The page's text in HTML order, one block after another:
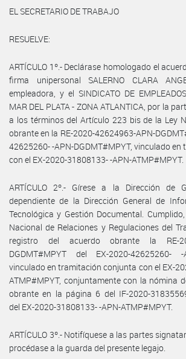
EL SECRETARIO DE TRABAJO
RESUELVE:
ARTÍCULO 1º.- Declárase homologado el
firma unipersonal SALERNO CLARA
empleadora, y el SINDICATO DE
MAR DEL PLATA - ZONA ATLANTICA, por la
a los términos del Artículo 223 bis de la Ley
obrante en la RE-2020-42624963-APN-
42625260- -APN-DGDMT#MPYT, vinculado
con el EX-2020-31808133- -APN-ATMP#MPYT.
ARTÍCULO 2º.- Gírese a la Dirección de
dependiente de la Dirección General de
Tecnológica y Gestión Documental.
Nacional de Relaciones y Regulaciones del
registro del acuerdo obrante la RE-
DGDMT#MPYT del EX-2020-42625260- -
vinculado en tramitación conjunta con el EX-
ATMP#MPYT, conjuntamente con la nómina
obrante en la página 6 del IF-2020-
del EX-2020-31808133- -APN-ATMP#MPYT.
ARTÍCULO 3º.- Notifíquese a las partes
procédase a la guarda del presente legajo.